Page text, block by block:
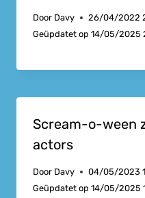
Door Davy
26/04/2022
Geüpdatet op 14/05/2025
Scream-o-ween
actors
Door Davy
04/05/2023
Geüpdatet op 14/05/2025